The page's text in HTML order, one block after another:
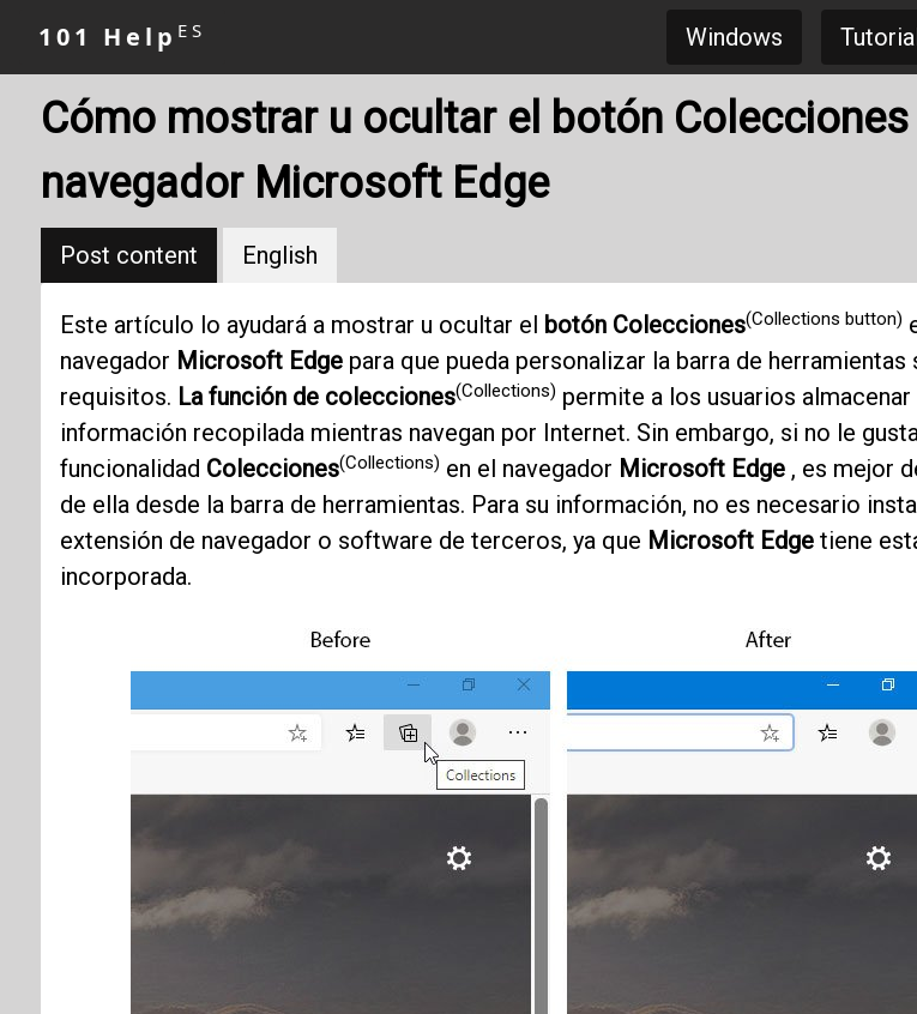
101 Help ES Windows
Cómo mostrar u ocultar el botón Colecciones
navegador Microsoft Edge
Post content English
Este artículo lo ayudará a mostrar u ocultar el botón Colecciones(Collections button)
navegador Microsoft Edgepara que pueda personalizar la barra de herramientas
requisitos. La función de colecciones(Collections) permite a los usuarios
información recopilada mientras navegan por Internet. Sin embargo, si no le
funcionalidad Colecciones(Collections) en el navegador Microsoft Edge, es mejor
de ella desde la barra de herramientas. Para su información, no es necesario
extensión de navegador o software de terceros, ya que Microsoft Edgetiene
incorporada.